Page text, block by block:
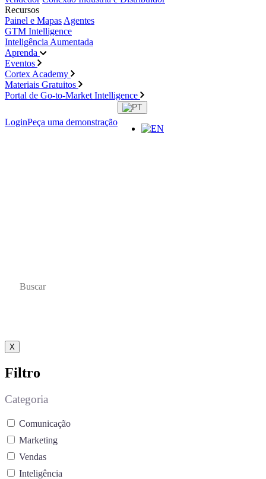
Recursos
Painel e Mapas Agentes
GTM Intelligence
Inteligência Aumentada
Aprenda
Eventos
Cortex Academy
Materiais Gratuitos
Portal de Go-to-Market Intelligence
LoginPeça uma demonstração
X
Filtro
Categoria
Comunicação
Marketing
Vendas
Inteligência